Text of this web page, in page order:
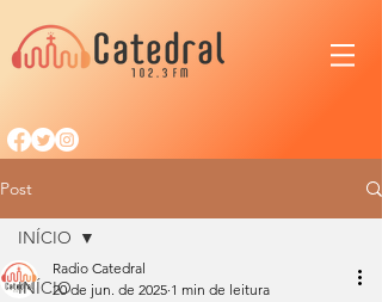
Post
INÍCIO
INÍCIO
Radio Catedral
20 de jun. de 2025 1 min de leitura